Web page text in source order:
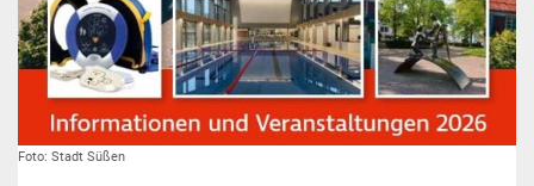
Partnerstädte
Projekte
Schulentwicklung Bizet
Foto: Stadt Süßen